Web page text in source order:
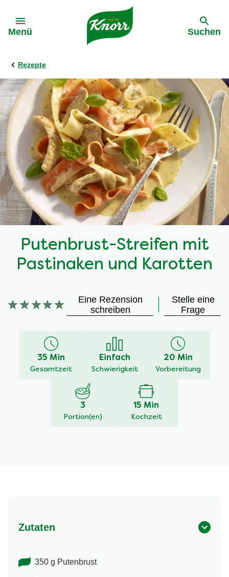
Menü Suchen
Rezepte
Putenbrust-Streifen mit
Pastinaken und Karotten
Keine
abgegeben
Eine Rezension
schreiben
Stelle eine
Frage
35 Min
Gesamtzeit
Einfach
Schwierigkeit
20 Min
Vorbereitung
3
Portion(en)
15 Min
Kochzeit
Zutaten
350 g Putenbrust